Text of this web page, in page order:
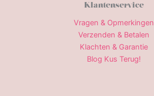
Klantenservice
Vragen & Opmerkingen
Verzenden & Betalen
Klachten & Garantie
Blog Kus Terug!